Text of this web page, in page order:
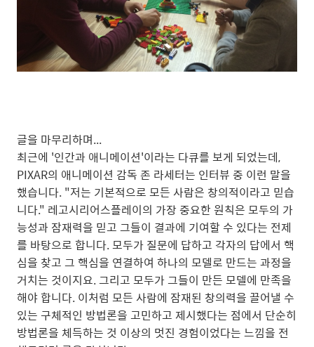
글을 마무리하며...
최근에 '인간과 애니메이션'이라는 다큐를 보게 되었는데,
PIXAR의 애니메이션 감독 존 라세터는 인터뷰 중 이런 말을
했습니다. "저는 기본적으로 모든 사람은 창의적이라고 믿습
니다." 레고시리어스플레이의 가장 중요한 원칙은 모두의 가
능성과 잠재력을 믿고 그들이 결과에 기여할 수 있다는 전제
를 바탕으로 합니다. 모두가 질문에 답하고 각자의 답에서 핵
심을 찾고 그 핵심을 연결하여 하나의 모델로 만드는 과정을
거치는 것이지요. 그리고 모두가 그들이 만든 모델에 만족을
해야 합니다. 이처럼 모든 사람에 잠재된 창의력을 끌어낼 수
있는 구체적인 방법론을 고민하고 제시했다는 점에서 단순히
방법론을 체득하는 것 이상의 멋진 경험이었다는 느낌을 전